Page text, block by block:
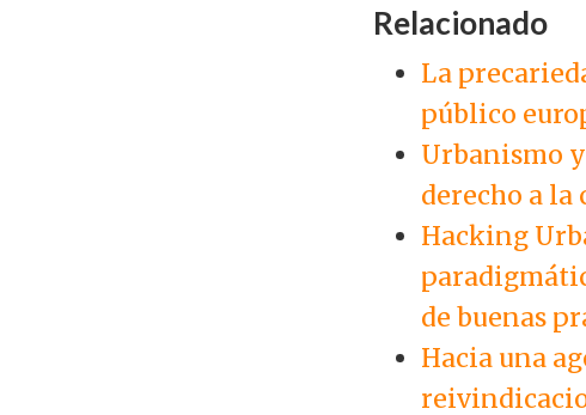
Relacionado
La
público
Urbanismo
derecho a la
Hacking
de buenas
Hacia una